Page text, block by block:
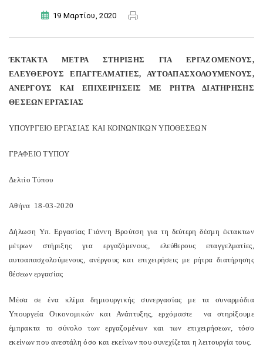
19 Μαρτίου, 2020
ΈΚΤΑΚΤΑ ΜΕΤΡΑ ΣΤΗΡΙΞΗΣ ΓΙΑ ΕΡΓΑΖΟΜΕΝΟΥΣ,
ΕΛΕΥΘΕΡΟΥΣ ΕΠΑΓΓΕΛΜΑΤΙΕΣ, ΑΥΤΟΑΠΑΣΧΟΛΟΥΜΕΝΟΥΣ,
ΑΝΕΡΓΟΥΣ ΚΑΙ ΕΠΙΧΕΙΡΗΣΕΙΣ ΜΕ ΡΗΤΡΑ ΔΙΑΤΗΡΗΣΗΣ
ΘΕΣΕΩΝ ΕΡΓΑΣΙΑΣ
ΥΠΟΥΡΓΕΙΟ EΡΓΑΣΙΑΣ ΚΑΙ ΚΟΙΝΩΝΙΚΩΝ ΥΠΟΘΕΣΕΩΝ
ΓΡΑΦΕΙΟ ΤΥΠΟΥ
Δελτίο Τύπου
Αθήνα 18-03-2020
Δήλωση Υπ. Εργασίας Γιάννη Βρούτση για τη δεύτερη δέσμη έκτακτων
μέτρων στήριξης για εργαζόμενους, ελεύθερους επαγγελματίες,
αυτοαπασχολούμενους, ανέργους και επιχειρήσεις με ρήτρα διατήρησης
θέσεων εργασίας
Μέσα σε ένα κλίμα δημιουργικής συνεργασίας με τα συναρμόδια
Υπουργεία Οικονομικών και Ανάπτυξης, ερχόμαστε να στηρίξουμε
έμπρακτα το σύνολο των εργαζομένων και των επιχειρήσεων, τόσο
εκείνων που ανεστάλη όσο και εκείνων που συνεχίζεται η λειτουργία τους.